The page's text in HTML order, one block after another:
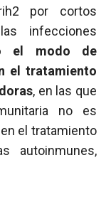
por cortos
infecciones
el modo de
el tratamiento
, en las que
no es
el tratamiento
autoinmunes,